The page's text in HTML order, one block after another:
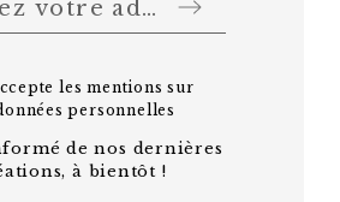
les mentions sur
personnelles
de nos dernières
à bientôt !